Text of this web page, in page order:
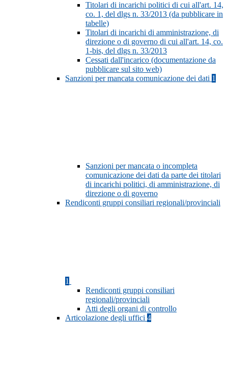
Titolari di incarichi politici di cui all'art. 14,
co. 1, del dlgs n. 33/2013 (da pubblicare in
tabelle)
Titolari di incarichi di amministrazione, di
direzione o di governo di cui all'art. 14, co.
1-bis, del dlgs n. 33/2013
Cessati dall'incarico (documentazione da
pubblicare sul sito web)
Sanzioni per mancata comunicazione dei dati 1
Sanzioni per mancata o incompleta
comunicazione dei dati da parte dei titolari
di incarichi politici, di amministrazione, di
direzione o di governo
Rendiconti gruppi consiliari regionali/provinciali
1
Rendiconti gruppi consiliari
regionali/provinciali
Atti degli organi di controllo
Articolazione degli uffici 4